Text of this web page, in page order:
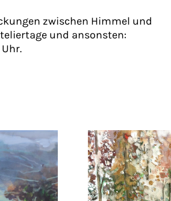
zwischen Himmel und
und ansonsten: